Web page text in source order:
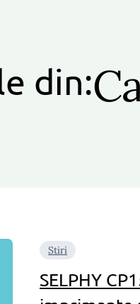
din:
Stiri
SELPHY